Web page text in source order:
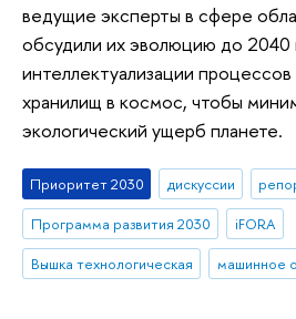
ведущие эксперты в сфере
обсудили их эволюцию до 2040
интеллектуализации
хранилищ в космос, чтобы
экологический ущерб планете.
Приоритет 2030 дискуссии
Программа развития 2030
iFORA
Вышка технологическая
машинное